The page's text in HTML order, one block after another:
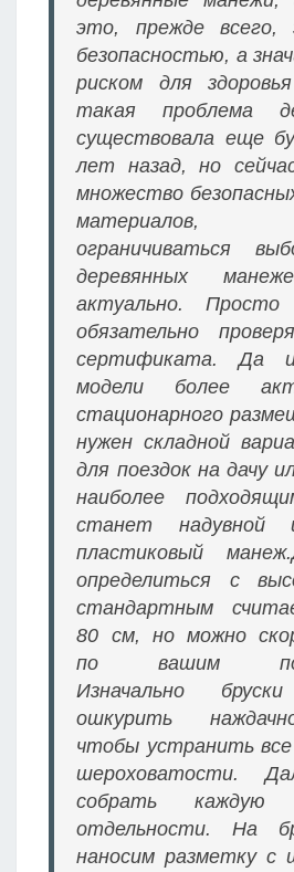
это, прежде всего,
безопасностью, а
риском для
такая проблема
существовала еще
лет назад, но
множество
материалов,
ограничиваться
деревянных
актуально. Просто
обязательно
сертификата. Да
модели более
стационарного
нужен складной
для поездок на дачу
наиболее
станет надувной
пластиковый
определиться с
стандартным
80 см, но можно
по вашим
Изначально
ошкурить
чтобы устранить
шероховатости.
собрать
отдельности. На
наносим разметку с